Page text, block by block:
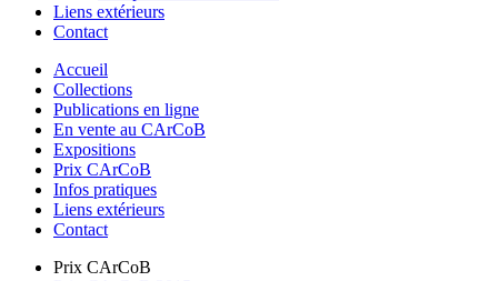
Liens extérieurs
Contact
Accueil
Collections
Publications en ligne
En vente au CArCoB
Expositions
Prix CArCoB
Infos pratiques
Liens extérieurs
Contact
Prix CArCoB